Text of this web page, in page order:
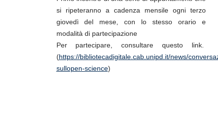
si ripeteranno a cadenza mensile ogni terzo
giovedì del mese, con lo stesso orario e
modalità di partecipazione
Per partecipare, consultare questo link.
(https://bibliotecadigitale.cab.unipd.it/news/
sullopen-science)